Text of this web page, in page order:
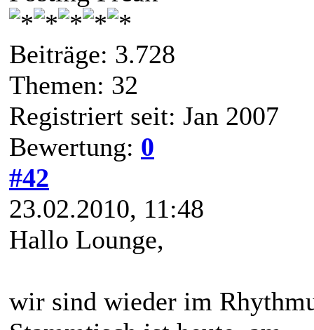
Beiträge: 3.728
Themen: 32
Registriert seit: Jan 2007
Bewertung: 0
#42
23.02.2010, 11:48
Hallo Lounge,
wir sind wieder im